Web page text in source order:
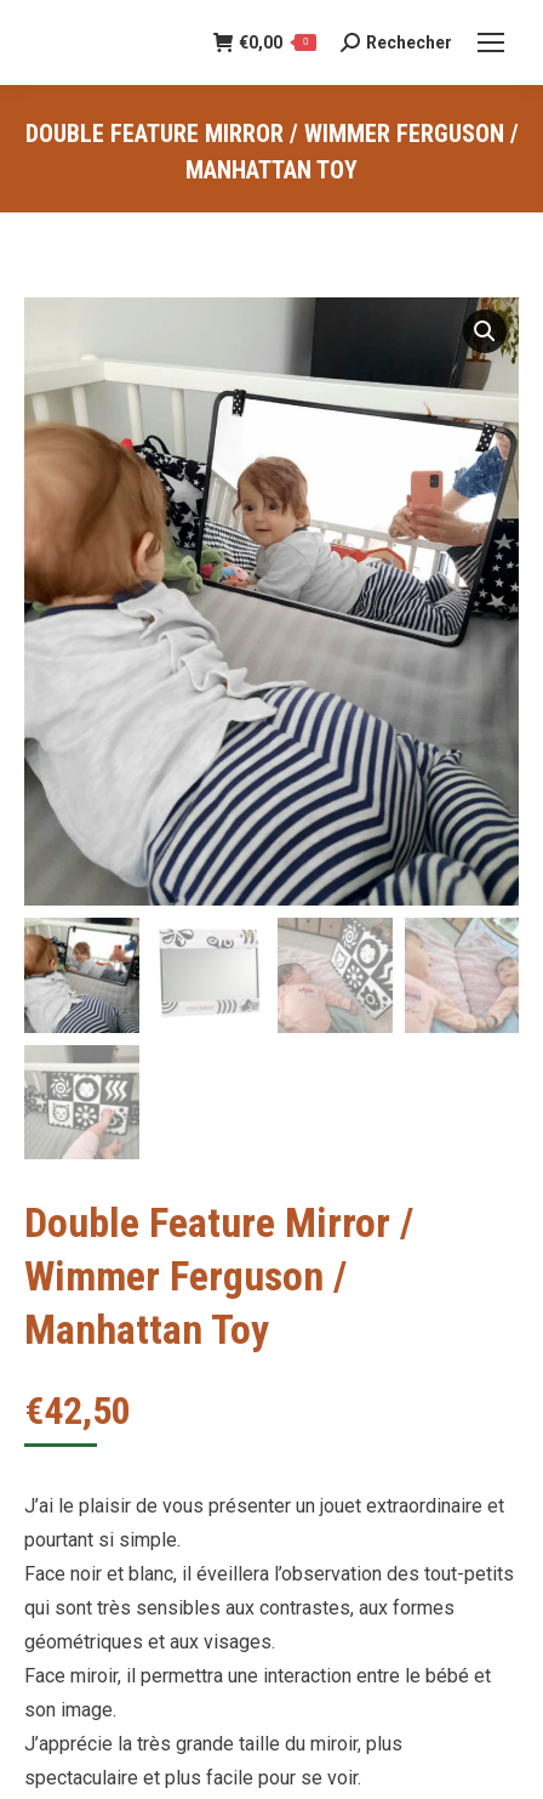
€0,00 0
Recherche
:
Rechecher
DOUBLE FEATURE MIRROR / WIMMER FERGUSON /
MANHATTAN TOY
Double Feature Mirror /
Wimmer Ferguson /
Manhattan Toy
€42,50
J’ai le plaisir de vous présenter un jouet extraordinaire et
pourtant si simple.
Face noir et blanc, il éveillera l’observation des tout-petits
qui sont très sensibles aux contrastes, aux formes
géométriques et aux visages.
Face miroir, il permettra une interaction entre le bébé et
son image.
J’apprécie la très grande taille du miroir, plus
spectaculaire et plus facile pour se voir.